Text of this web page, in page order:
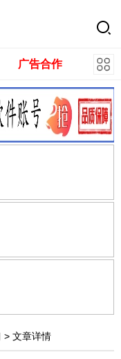
广告合作
> 文章详情